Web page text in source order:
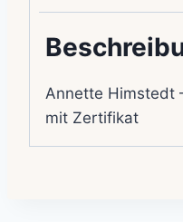
Annette Himstedt
mit Zertifikat